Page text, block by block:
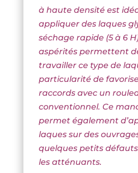
à haute densité est
appliquer des laques
séchage rapide (5 à 6
aspérités permettent
travailler ce type de
particularité de
raccords avec un
conventionnel. Ce
permet également
laques sur des
quelques petits défauts
les atténuants.